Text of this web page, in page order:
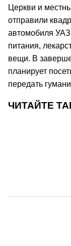
Церкви и
отправили
автомобиля
питания,
вещи. В
планирует
передать
ЧИТАЙТЕ